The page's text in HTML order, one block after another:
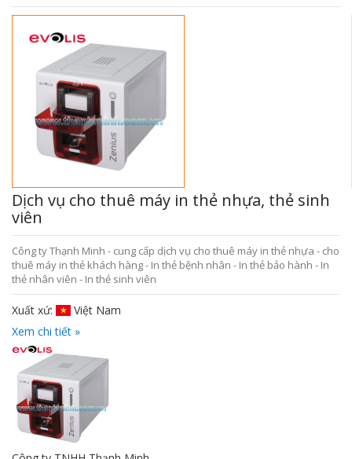
Dịch vụ cho thuê máy in thẻ nhựa, thẻ sinh
viên
Công ty Thạnh Minh - cung cấp dịch vụ cho thuê máy in thẻ nhựa - cho
thuê máy in thẻ khách hàng - In thẻ bệnh nhân - In thẻ bảo hành - In
thẻ nhân viên - In thẻ sinh viên
Xuất xứ:
Việt Nam
Xem chi tiết »